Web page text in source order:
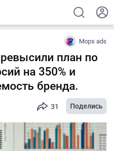
Mops ads
план по
на 350% и
бренда.
31 Поделись